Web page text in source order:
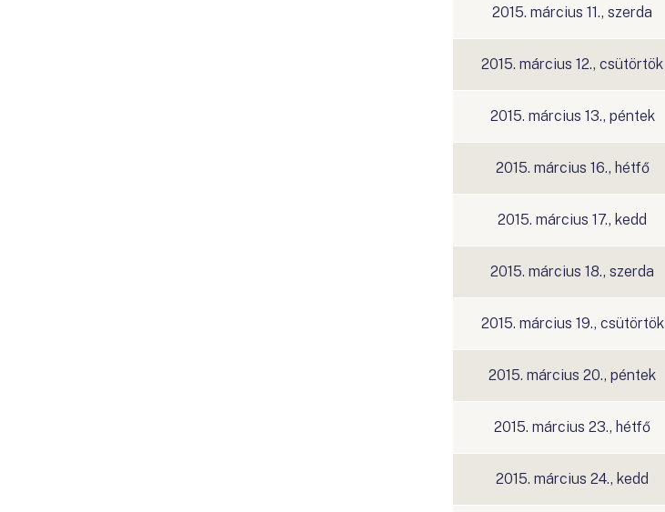
2015. március 11., szerda
2015. március 12., csütörtök
2015. március 13., péntek
2015. március 16., hétfő
2015. március 17., kedd
2015. március 18., szerda
2015. március 19., csütörtök
2015. március 20., péntek
2015. március 23., hétfő
2015. március 24., kedd